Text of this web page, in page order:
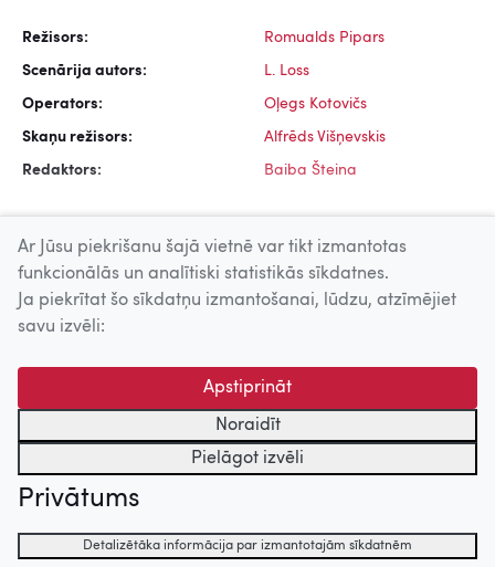
Režisors: Romualds Pipars
Scenārija autors: L. Loss
Operators: Oļegs Kotovičs
Skaņu režisors: Alfrēds Višņevskis
Redaktors: Baiba Šteina
Uz augšu
© 2026 Nacionālais Kino centrs, Kultūras informācijas sistēmu
centrs. Sadarbības partneris: Latvijas Valsts
kinofotofonodokumentu arhīvs.
Ar Jūsu piekrišanu šajā vietnē var tikt izmantotas
funkcionālās un analītiski statistikās sīkdatnes.
Ja piekrītat šo sīkdatņu izmantošanai, lūdzu, atzīmējiet
savu izvēli:
Apstiprināt
Noraidīt
Pielāgot izvēli
Privātums
Detalizētāka informācija par izmantotajām sīkdatnēm